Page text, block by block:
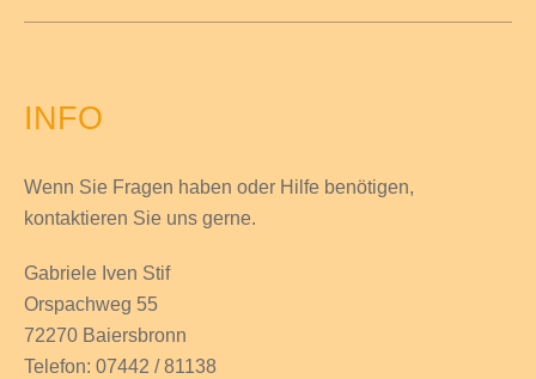
INFO
Wenn Sie Fragen haben oder Hilfe benötigen,
kontaktieren Sie uns gerne.
Gabriele Iven Stif
Orspachweg 55
72270 Baiersbronn
Telefon: 07442 / 81138